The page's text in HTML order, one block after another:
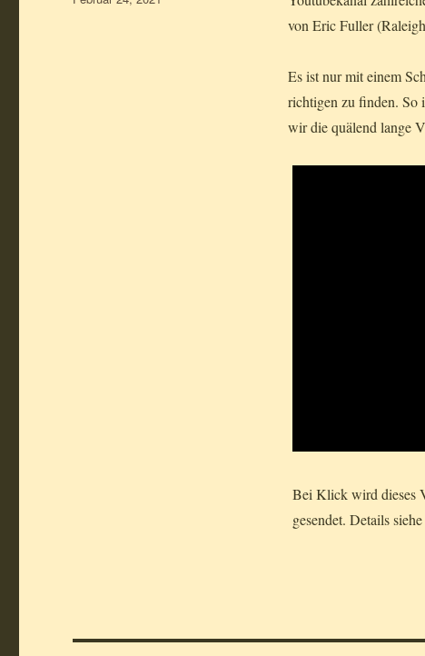
von Eric Fuller
Es ist nur mit einem
richtigen zu finden. So
wir die quälend lange
Bei Klick wird dieses
gesendet. Details